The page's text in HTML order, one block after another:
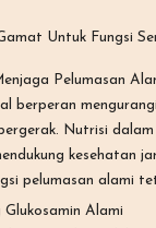
Untuk Fungsi
Pelumasan
berperan
Nutrisi
kesehatan
pelumasan alami
Glukosamin Alami